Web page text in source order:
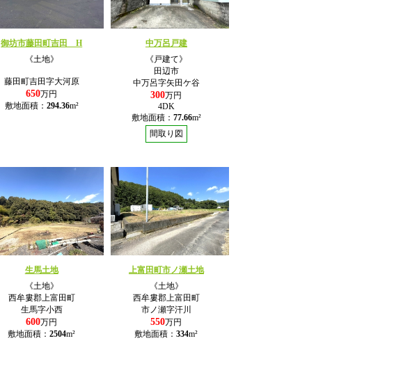
御坊市藤田町吉田 H
《土地》
藤田町吉田字大河原
650万円
敷地面積： 294.36m²
中万呂戸建
《戸建て》
田辺市
中万呂字矢田ケ谷
300万円
4DK
敷地面積： 77.66m²
間取り図
生馬土地
《土地》
西牟婁郡上富田町
生馬字小西
600万円
敷地面積：2504m²
上富田町市ノ瀬土地
《土地》
西牟婁郡上富田町
市ノ瀬字汗川
550万円
敷地面積：334m²